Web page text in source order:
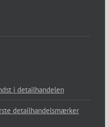
i detailhandelen
detailhandelsmærker